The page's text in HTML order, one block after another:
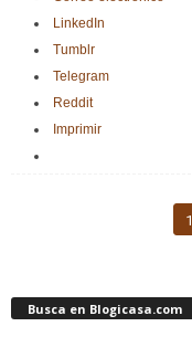
LinkedIn
Tumblr
Telegram
Reddit
Imprimir
1
Busca en Blogicasa.com